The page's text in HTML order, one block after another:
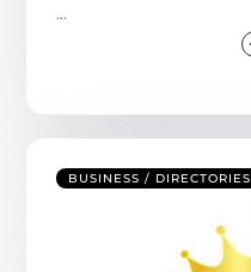
BUSINESS / DIRECTORIES